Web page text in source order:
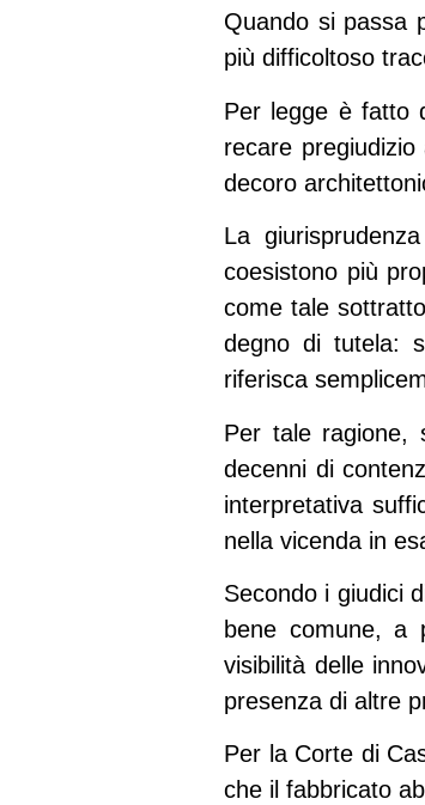
Quando si passa
più difficoltoso
Per legge è fatto
recare
decoro
La
coesistono più
come tale
degno di tutela:
riferisca
Per tale ragione,
decenni di
interpretativa
nella vicenda in
Secondo i giudici
bene comune, a
visibilità delle
presenza di altre
Per la Corte di
che il fabbricato